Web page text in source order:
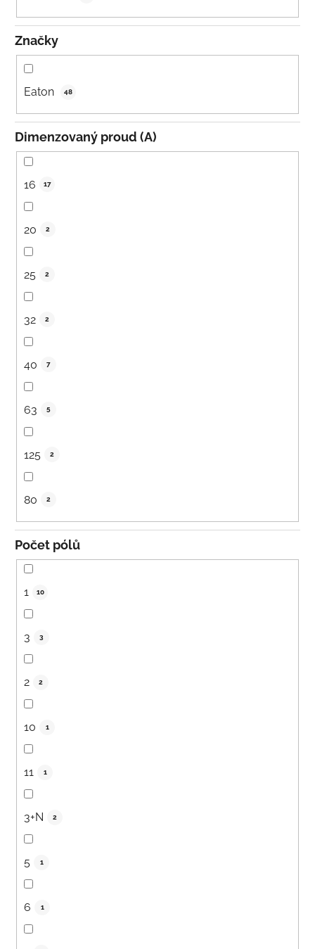
ů
Značky
Eaton 48
Dimenzovaný proud (A)
16 17
20 2
25 2
32 2
40 7
63 5
125 2
80 2
Počet pólů
1 10
3 3
2 2
10 1
11 1
3+N 2
5 1
6 1